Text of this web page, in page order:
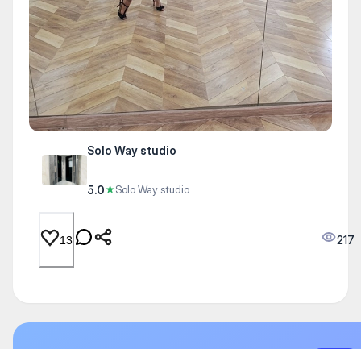
Solo Way studio
5.0★Solo Way studio
13 217